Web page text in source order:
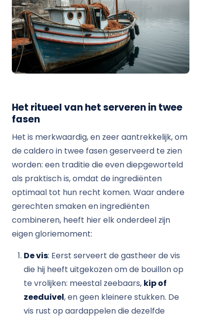
Het ritueel van het serveren in twee
fasen
Het is merkwaardig, en zeer aantrekkelijk, om
de caldero in twee fasen geserveerd te zien
worden: een traditie die even diepgeworteld
als praktisch is, omdat de ingrediënten
optimaal tot hun recht komen. Waar andere
gerechten smaken en ingrediënten
combineren, heeft hier elk onderdeel zijn
eigen gloriemoment:
De vis: Eerst serveert de gastheer de vis
die hij heeft uitgekozen om de bouillon op
te vrolijken: meestal zeebaars, kip of
zeeduivel, en geen kleinere stukken. De
vis rust op aardappelen die dezelfde